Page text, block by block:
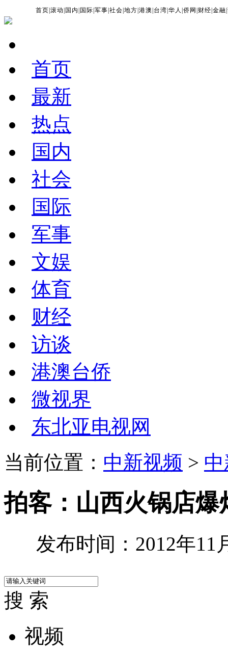
首页 |滚动 国内 国际 |军事 |社会 |地方 |港澳 台湾 |华人 |侨网 财经 |金融 |
首页
最新
热点
国内
社会
国际
军事
文娱
体育
财经
访谈
港澳台侨
微视界
东北亚电视网
当前位置： 中新视频 >
拍客：山西火锅店
发布时间：2012年11
搜 索
视频